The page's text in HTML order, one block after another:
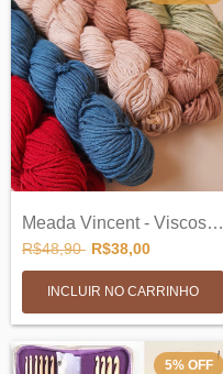
Meada Vincent - Viscose 100g
R$48,90 R$38,00
INCLUIR NO CARRINHO
5% OFF